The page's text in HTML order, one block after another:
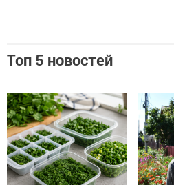
Топ 5 новостей